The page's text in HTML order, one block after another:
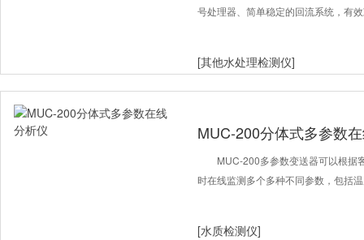
号处理器、简单稳定的回流系统，有
[其他水处理检测仪]
MUC-200分体式多参数
MUC-200多参数变送器可以根据
时在线监测多个多种不同参数，包括
[水质检测仪]